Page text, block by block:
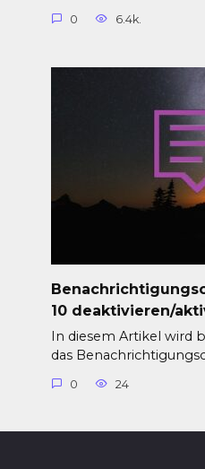
0 6.4k.
10 deaktivieren/
In diesem Artikel wird
das
0 24